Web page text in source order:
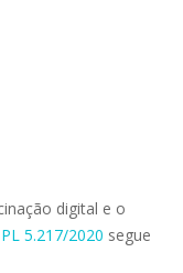
digital e o
PL 5.217/2020 segue